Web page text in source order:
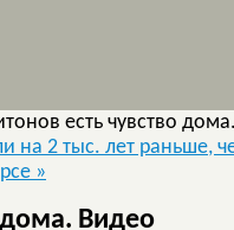
есть чувство
на 2 тыс. лет раньше,
»
дома. Видео